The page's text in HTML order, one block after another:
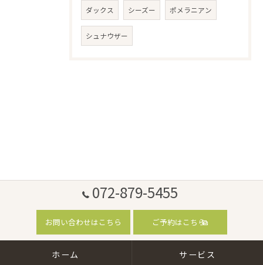
ダックス シーズー ポメラニアン
シュナウザー
072-879-5455
お問い合わせはこちら ご予約はこちら
ホーム サービス